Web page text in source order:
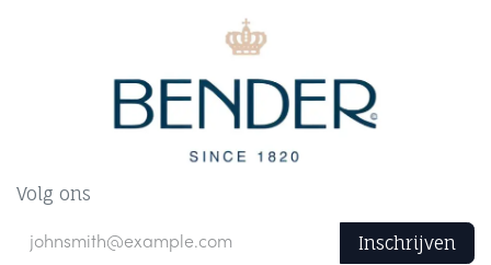
Volg ons
Inschrijven